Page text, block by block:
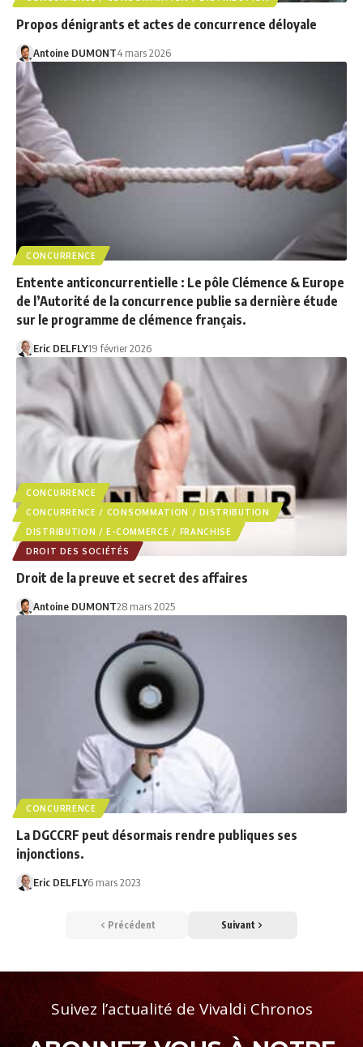
Propos dénigrants et actes de concurrence déloyale
Antoine DUMONT4 mars 2026
CONCURRENCE
Entente anticoncurrentielle : Le pôle Clémence & Europe
de l’Autorité de la concurrence publie sa dernière étude
sur le programme de clémence français.
Eric DELFLY19 février 2026
CONCURRENCE
CONCURRENCE / CONSOMMATION / DISTRIBUTION
DISTRIBUTION / E-COMMERCE / FRANCHISE
DROIT DES SOCIÉTÉS
Droit de la preuve et secret des affaires
Antoine DUMONT28 mars 2025
CONCURRENCE
La DGCCRF peut désormais rendre publiques ses
injonctions.
Eric DELFLY6 mars 2023
Précédent Suivant
Suivez l’actualité de Vivaldi Chronos